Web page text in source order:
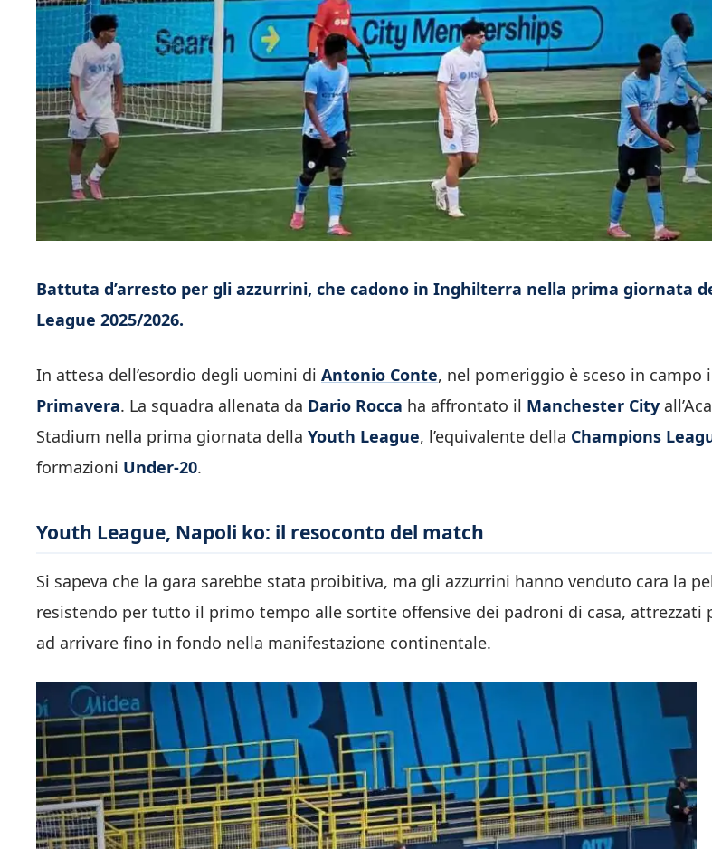
Battuta d’arresto per gli azzurrini, che cadono in Inghilterra nella prima giornata
League 2025/2026.
In attesa dell’esordio degli uomini di Antonio Conte, nel pomeriggio è sceso in campo
Primavera. La squadra allenata da Dario Rocca ha affrontato il Manchester City
Stadium nella prima giornata della Youth League, l’equivalente della Champions
formazioni Under-20.
Youth League, Napoli ko: il resoconto del match
Si sapeva che la gara sarebbe stata proibitiva, ma gli azzurrini hanno venduto cara la
resistendo per tutto il primo tempo alle sortite offensive dei padroni di casa, attrezzati
ad arrivare fino in fondo nella manifestazione continentale.